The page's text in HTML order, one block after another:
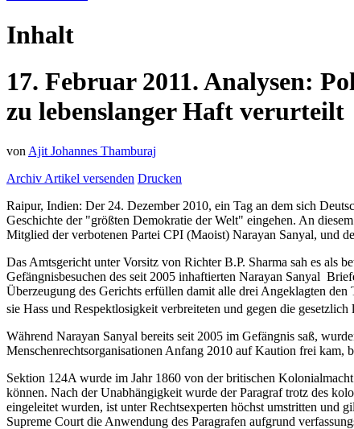
Inhalt
17. Februar 2011.Analysen:
zu lebenslanger Haft verurteilt
von Ajit Johannes Thamburaj
Archiv Artikel versenden Drucken
Raipur, Indien: Der 24. Dezember 2010, ein Tag an dem sich
Geschichte der "größten Demokratie der Welt" eingehen. An
Mitglied der verbotenen Partei CPI (Maoist) Narayan Sanyal, und
Das Amtsgericht unter Vorsitz von Richter B.P. Sharma sah es als
Gefängnisbesuchen des seit 2005 inhaftierten Narayan Sanyal
Überzeugung des Gerichts erfüllen damit alle drei Angeklagten
sie Hass und Respektlosigkeit verbreiteten und gegen die
Während Narayan Sanyal bereits seit 2005 im Gefängnis saß,
Menschenrechtsorganisationen Anfang 2010 auf Kaution frei kam,
Sektion 124A wurde im Jahr 1860 von der britischen
können. Nach der Unabhängigkeit wurde der Paragraf trotz des
eingeleitet wurden, ist unter Rechtsexperten höchst umstritten und
Supreme Court die Anwendung des Paragrafen aufgrund